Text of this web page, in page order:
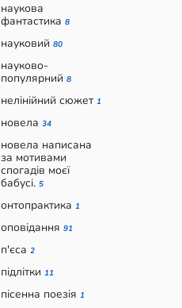
наукова
фантастика 8
науковий 80
науково-
популярний 8
нелінійний сюжет 1
новела 34
новела написана
за мотивами
спогадів моєї
бабусі. 5
онтопрактика 1
оповідання 91
п'єса 2
підлітки 11
пісенна поезія 1